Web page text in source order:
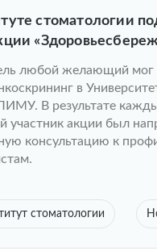
стоматологии
любой желающий мог
в
В результате
участник акции был
консультацию к
стоматологии